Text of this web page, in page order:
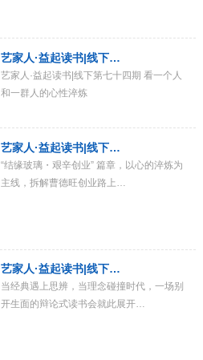
艺家人·益起读书|线下…
艺家人·益起读书|线下第七十四期 看一个人
和一群人的心性淬炼
艺家人·益起读书|线下…
“结缘玻璃・艰辛创业” 篇章，以心的淬炼为
主线，拆解曹德旺创业路上…
艺家人·益起读书|线下…
当经典遇上思辨，当理念碰撞时代，一场别
开生面的辩论式读书会就此展开…